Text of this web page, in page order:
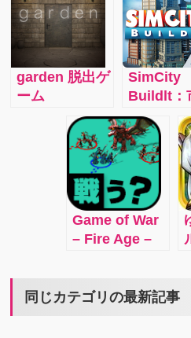
記』攻略☆な
にかを彷彿と
させる。もし
かしてこれ
は、恋!?どこ
かで見たよう
な…の巻
タイ紳士
に技を叩
もう！
garden 脱出ゲ
ーム
SimCity
Buildlt：
となり、
が住みた
る魅力あ
る都市を
ろう!!
Game of War
– Fire Age –
most
同じカテゴリの最新記事